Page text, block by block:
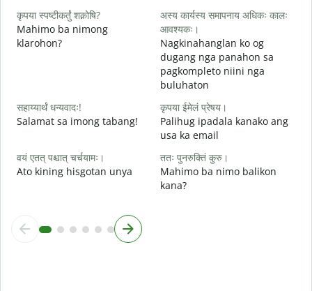
कृपया स्पष्टीकर्तुं शक्नोषि?
Mahimo ba nimong
klarohon?
अस्य कार्यस्य समापनाय अधिकः कालः
आवश्यकः।
Nagkinahanglan ko og
dugang nga panahon sa
pagkompleto niini nga
buluhaton
सहाय्यार्थं धन्यवादः!
Salamat sa imong tabang!
कृपया ईमेलं प्रेषय।
Palihug ipadala kanako ang
usa ka email
वयं एतत् पश्चात् चर्चयामः।
Ato kining hisgotan unya
ततः पुनरुक्तिं कुरु।
Mahimo ba nimo balikon
kana?